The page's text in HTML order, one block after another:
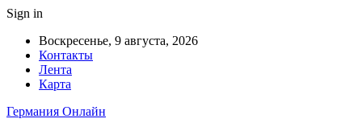
Sign in
Воскресенье, 9 августа, 2026
Контакты
Лента
Карта
Германия Онлайн